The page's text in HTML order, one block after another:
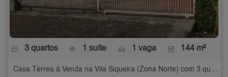
3 quartos 1 suíte 1 vaga 144 m²
Casa Térrea à Venda na Vila Siqueira (Zona Norte) com 3 quartos - 144 m²